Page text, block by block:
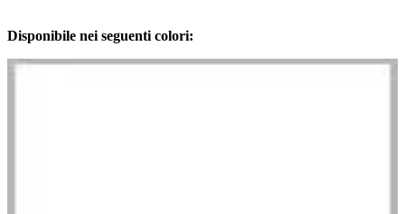
Disponibile nei seguenti colori: